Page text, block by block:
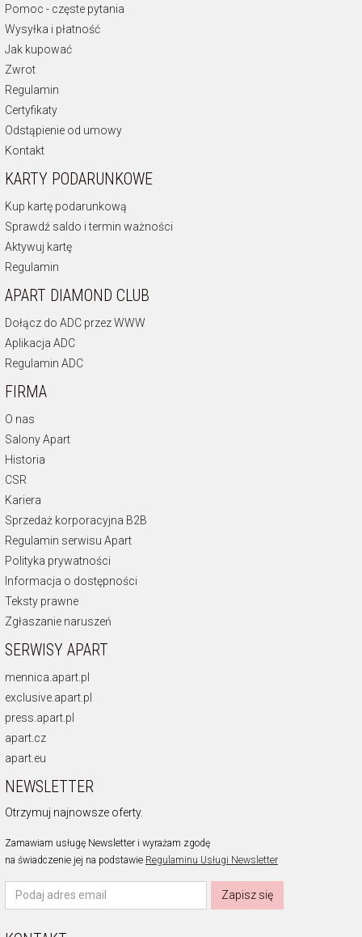
Pomoc - częste pytania
Wysyłka i płatność
Jak kupować
Zwrot
Regulamin
Certyfikaty
Odstąpienie od umowy
Kontakt
KARTY PODARUNKOWE
Kup kartę podarunkową
Sprawdź saldo i termin ważności
Aktywuj kartę
Regulamin
APART DIAMOND CLUB
Dołącz do ADC przez WWW
Aplikacja ADC
Regulamin ADC
FIRMA
O nas
Salony Apart
Historia
CSR
Kariera
Sprzedaż korporacyjna B2B
Regulamin serwisu Apart
Polityka prywatności
Informacja o dostępności
Teksty prawne
Zgłaszanie naruszeń
SERWISY APART
mennica.apart.pl
exclusive.apart.pl
press.apart.pl
apart.cz
apart.eu
NEWSLETTER
Otrzymuj najnowsze oferty.
Zamawiam usługę Newsletter i wyrażam zgodę
na świadczenie jej na podstawie Regulaminu Usługi Newsletter
Zapisz się